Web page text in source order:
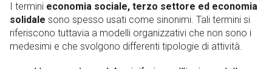
I termini economia sociale, terzo settore ed economia
solidale sono spesso usati come sinonimi. Tali termini si
riferiscono tuttavia a modelli organizzativi che non sono i
medesimi e che svolgono differenti tipologie di attività.